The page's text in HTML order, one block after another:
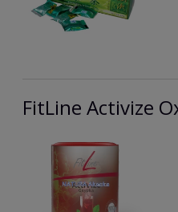
FitLine Activize